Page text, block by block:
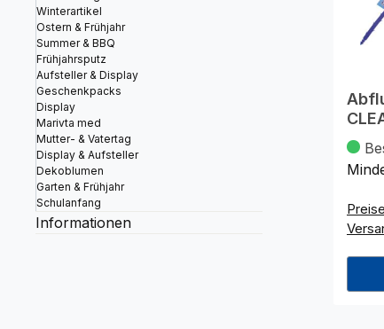
Winterartikel
Ostern & Frühjahr
Summer & BBQ
Frühjahrsputz
Aufsteller & Display
Geschenkpacks
Display
Marivta med
Mutter- & Vatertag
Display & Aufsteller
Dekoblumen
Garten & Frühjahr
Schulanfang
Informationen